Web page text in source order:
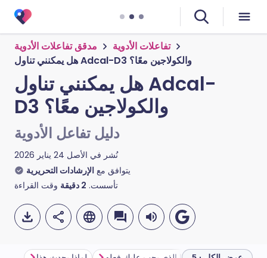
مدقق تفاعلات الأدوية
تفاعلات الأدوية
هل يمكنني تناول Adcal-D3 والكولاجين معًا؟
هل يمكنني تناول Adcal-
D3 والكولاجين معًا؟
دليل تفاعل الأدوية
نُشر في الأصل 24 يناير 2026
يتوافق مع الإرشادات التحريرية
تأسست. 2 دقيقة وقت القراءة